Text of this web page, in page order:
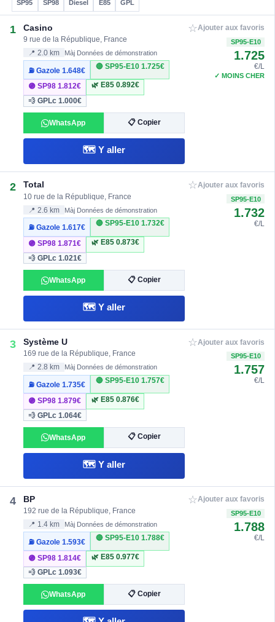
SP95 SP98 Diesel E85 GPL
1 Casino
9 rue de la République, France
📍 2.0 km Màj Données de démonstration
⛽ Gazole1.648€
🔴 SP95-E10 1.725€
🟣 SP981.812€ 🌿 E85 0.892€
💨 GPLc1.000€
WhatsApp 📋 Copier
🗺️ Y aller
☆Ajouter aux favoris
SP95-E10
1.725
€/L
✓ MOINS CHER
2 Total
10 rue de la République, France
📍 2.6 km Màj Données de démonstration
⛽ Gazole1.617€
🔴 SP95-E10 1.732€
🟣 SP981.871€ 🌿 E85 0.873€
💨 GPLc1.021€
WhatsApp 📋 Copier
🗺️ Y aller
☆Ajouter aux favoris
SP95-E10
1.732
€/L
3 Système U
169 rue de la République, France
📍 2.8 km Màj Données de démonstration
⛽ Gazole1.735€
🔴 SP95-E10 1.757€
🟣 SP981.879€ 🌿 E85 0.876€
💨 GPLc1.064€
WhatsApp 📋 Copier
🗺️ Y aller
☆Ajouter aux favoris
SP95-E10
1.757
€/L
4 BP
192 rue de la République, France
📍 1.4 km Màj Données de démonstration
⛽ Gazole1.593€
🔴 SP95-E10 1.788€
🟣 SP981.814€ 🌿 E85 0.977€
💨 GPLc1.093€
WhatsApp 📋 Copier
☆Ajouter aux favoris
SP95-E10
1.788
€/L